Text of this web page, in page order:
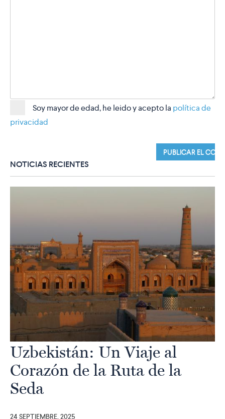
Soy mayor de edad, he leido y acepto la política de
privacidad
NOTICIAS RECIENTES
Uzbekistán: Un Viaje al
Corazón de la Ruta de la
Seda
24 SEPTIEMBRE, 2025